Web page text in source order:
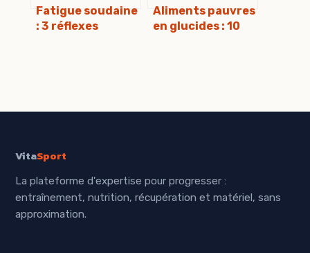
Fatigue soudaine
: 3 réflexes
Aliments pauvres
en glucides : 10
VitaSport
La plateforme d'expertise pour progresser :
entraînement, nutrition, récupération et matériel, sans
approximation.